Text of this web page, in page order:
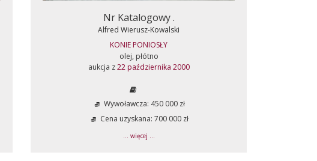
Nr Katalogowy .
Alfred Wierusz-Kowalski
KONIE PONIOSŁY
olej, płótno
aukcja z22 października 2000
Wywoławcza: 450 000 zł
Cena uzyskana: 700 000 zł
... więcej ...